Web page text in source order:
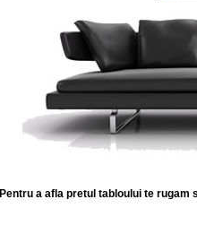
Pentru a afla pretul tabloului te rugam